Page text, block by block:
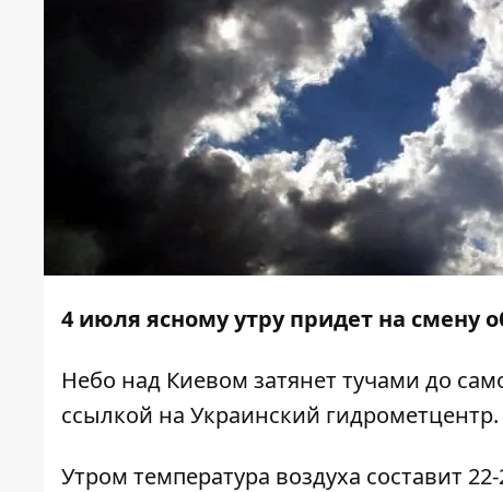
4 июля ясному утру придет на смену
Небо над Киевом затянет тучами до
ссылкой на Украинский гидрометцентр.
Утром температура воздуха составит